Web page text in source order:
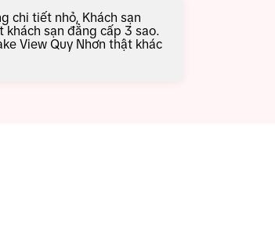
chi tiết nhỏ, Khách sạn
khách sạn đẳng cấp 3 sao.
View Quy Nhơn thật khác